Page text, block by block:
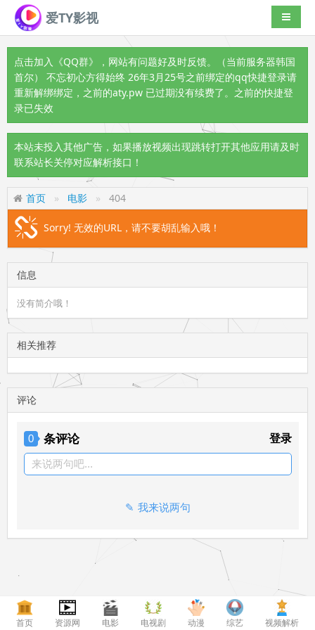
爱TY影视 导航切
点击加入《QQ群》
，网站有问题好及时反馈。（当前服务器韩国
首尔） 不忘初心方得始终 26年3月25号之前绑定的qq快捷登录请
重新解绑绑定，之前的aty.pw 已过期没有续费了。之前的快捷登
录已失效
本站未投入其他广告，如果播放视频出现跳转打开其他应用请及时
联系站长关停对应解析接口！
首页 电影 404
Sorry! 无效的URL，请不要胡乱输入哦！
信息
没有简介哦！
相关推荐
评论
0 条评论 登录
来说两句吧...
我来说两句
首页 资源网 电影 电视剧 动漫 综艺 视频解析